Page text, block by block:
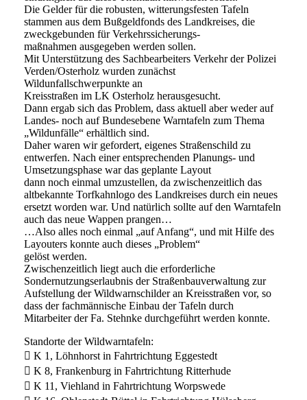
Die Gelder für die robusten, witterungsfesten Tafeln
stammen aus dem Bußgeldfonds des Landkreises, die
zweckgebunden für Verkehrssicherungs-
maßnahmen ausgegeben werden sollen.
Mit Unterstützung des Sachbearbeiters Verkehr der Polizei
Verden/Osterholz wurden zunächst
Wildunfallschwerpunkte an
Kreisstraßen im LK Osterholz herausgesucht.
Dann ergab sich das Problem, dass aktuell aber weder auf
Landes- noch auf Bundesebene Warntafeln zum Thema
„Wildunfälle“ erhältlich sind.
Daher waren wir gefordert, eigenes Straßenschild zu
entwerfen. Nach einer entsprechenden Planungs- und
Umsetzungsphase war das geplante Layout
dann noch einmal umzustellen, da zwischenzeitlich das
altbekannte Torfkahnlogo des Landkreises durch ein neues
ersetzt worden war. Und natürlich sollte auf den Warntafeln
auch das neue Wappen prangen…
…Also alles noch einmal „auf Anfang“, und mit Hilfe des
Layouters konnte auch dieses „Problem“
gelöst werden.
Zwischenzeitlich liegt auch die erforderliche
Sondernutzungserlaubnis der Straßenbauverwaltung zur
Aufstellung der Wildwarnschilder an Kreisstraßen vor, so
dass der fachmännische Einbau der Tafeln durch
Mitarbeiter der Fa. Stehnke durchgeführt werden konnte.
Standorte der Wildwarntafeln:
 K 1, Löhnhorst in Fahrtrichtung Eggestedt
 K 8, Frankenburg in Fahrtrichtung Ritterhude
 K 11, Viehland in Fahrtrichtung Worpswede